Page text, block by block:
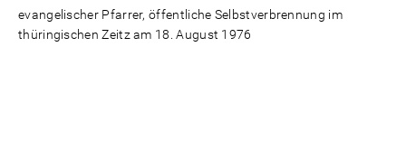
evangelischer Pfarrer, öffentliche Selbstverbrennung im
thüringischen Zeitz am 18. August 1976